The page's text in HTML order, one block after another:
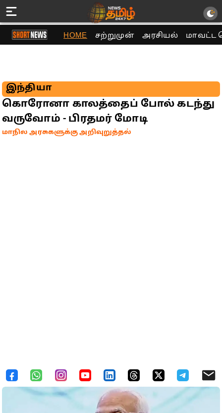
HOME சற்றுமுன் அரசியல் மாவட்ட
இந்தியா
கொரோனா காலத்தைப் போல் கடந்து
வருவோம் - பிரதமர் மோடி
மாநில அரசுகளுக்கு அறிவுறுத்தல்